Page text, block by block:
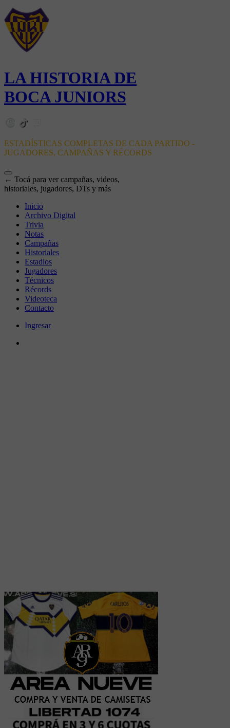
LA HISTORIA DE
BOCA JUNIORS
ESTADÍSTICAS COMPLETAS DE CADA PARTIDO -
JUGADORES, CAMPAÑAS Y RÉCORDS
← Tocá para ver campañas, videos,
historiales, jugadores, DTs y más
Inicio
Archivo Digital
Trivia
Notas
Campañas
Historiales
Estadios
Jugadores
Técnicos
Récords
Videoteca
Contacto
Ingresar